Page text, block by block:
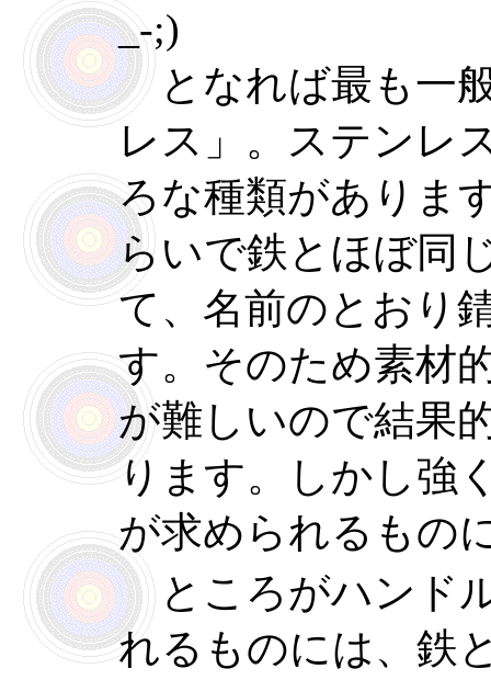
_-;)
となれば最も一
レス」。ステンレ
ろな種類がありま
らいで鉄とほぼ同
て、名前のとおり
す。そのため素材
が難しいので結果
ります。しかし強
が求められるもの
ところがハンド
れるものには、鉄